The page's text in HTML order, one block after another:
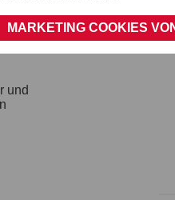
und
MARKETING COOKIES